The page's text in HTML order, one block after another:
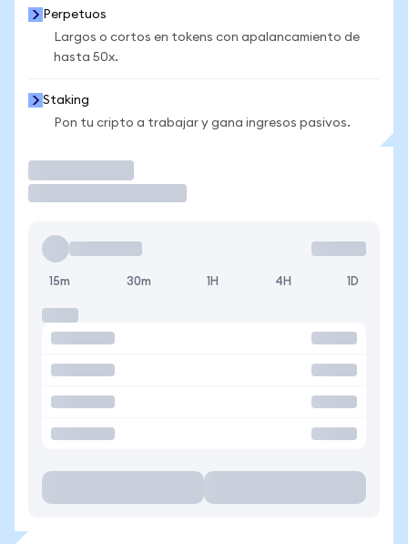
Perpetuos
Largos o cortos en tokens con apalancamiento de
hasta 50x.
Staking
Pon tu cripto a trabajar y gana ingresos pasivos.
15m 30m 1H 4H 1D